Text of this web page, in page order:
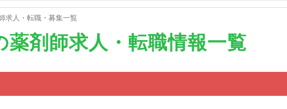
求人・転職・募集一覧
剤師求人・転職情報一覧